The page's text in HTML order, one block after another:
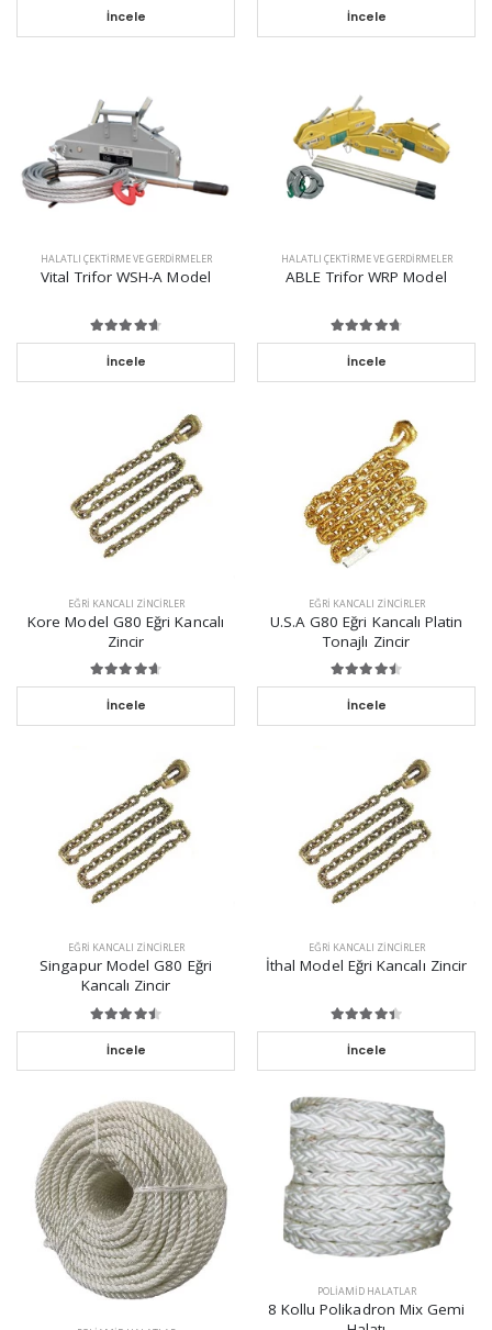
İncele İncele
HALATLI ÇEKTIRME VE GERDIRMELER
Vital Trifor WSH-A Model
İncele
HALATLI ÇEKTIRME VE GERDIRMELER
ABLE Trifor WRP Model
İncele
EĞRI KANCALI ZINCIRLER
Kore Model G80 Eğri Kancalı
Zincir
İncele
EĞRI KANCALI ZINCIRLER
U.S.A G80 Eğri Kancalı Platin
Tonajlı Zincir
İncele
EĞRI KANCALI ZINCIRLER
Singapur Model G80 Eğri
Kancalı Zincir
İncele
EĞRI KANCALI ZINCIRLER
İthal Model Eğri Kancalı Zincir
İncele
POLIAMID HALATLAR
8 Kollu Polikadron Mix Gemi